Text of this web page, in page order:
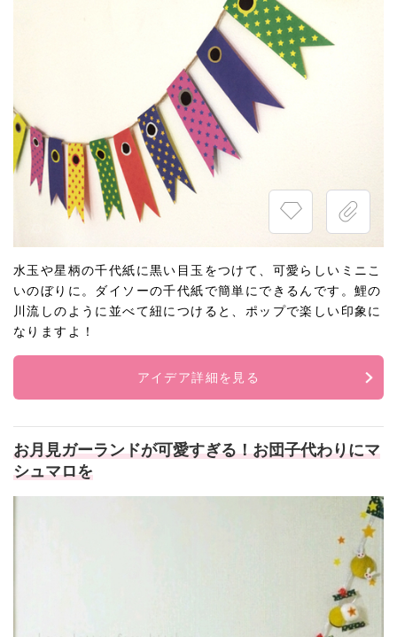
水玉や星柄の千代紙に黒い目玉をつけて、可愛らしいミニこ
いのぼりに。ダイソーの千代紙で簡単にできるんです。鯉の
川流しのように並べて紐につけると、ポップで楽しい印象に
なりますよ！
アイデア詳細を見る
お月見ガーランドが可愛すぎる！お団子代わりにマ
シュマロを